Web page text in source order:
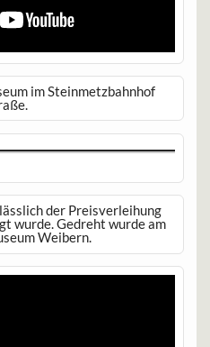
im Steinmetzbahnhof
der Preisverleihung
wurde. Gedreht wurde am
Weibern.